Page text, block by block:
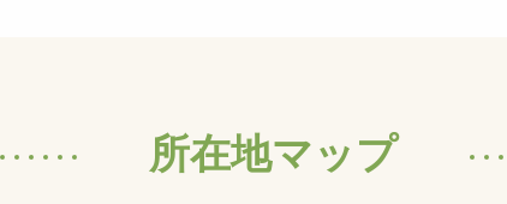
所在地マップ